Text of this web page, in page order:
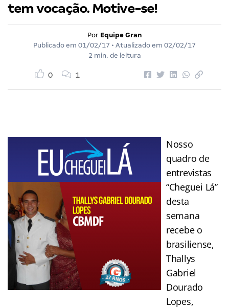
tem vocação. Motive-se!
Por Equipe Gran
Publicado em 01/02/17 • Atualizado em 02/02/17
2 min. de leitura
0 1
Nosso
quadro de
entrevistas
“Cheguei Lá”
desta
semana
recebe o
brasiliense,
Thallys
Gabriel
Dourado
Lopes,